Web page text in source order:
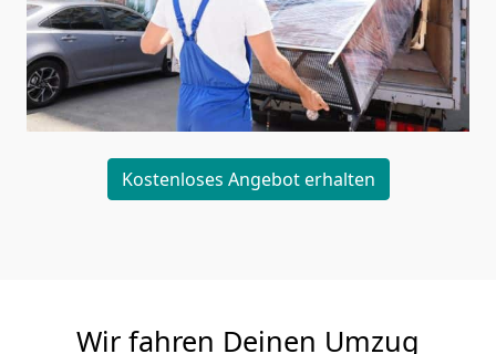
Kostenloses Angebot erhalten
Wir fahren Deinen Umzug